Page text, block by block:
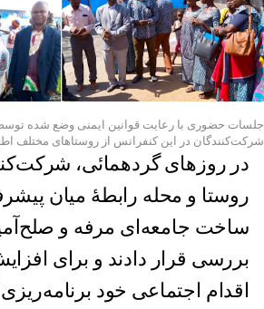
جلسات حضوری با رعایت قوانین ایمنی وضع شده
شرکت‌کنندگان در این کنفرانس از روستاهای مختلف
در روزهای گردهمائی،
روستا و محله رابطۀ میان
ساخت جامعه‌ای مرفه و
بررسی قرار دادند و برای
اقدام اجتماعی خود